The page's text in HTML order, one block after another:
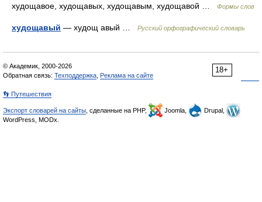
худощавое, худощавых, худощавым, худощавой …
Формы слов
худощавый — худощ авый … Русский орфографический словарь
18+
© Академик, 2000-2026
Обратная связь: Техподдержка Реклама на сайте
👣 Путешествия
Экспорт словарей на сайты , сделанные на PHP, Joomla,
Drupal,
WordPress, MODx.